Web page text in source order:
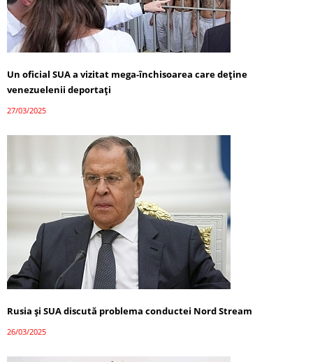
Un oficial SUA a vizitat mega-închisoarea care deține
venezuelenii deportați
27/03/2025
Rusia și SUA discută problema conductei Nord Stream
26/03/2025